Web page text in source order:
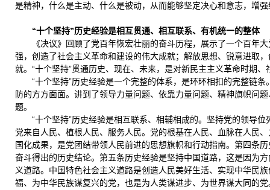
是精神，什么是主动、什么是被动，从而能够坚定决心和意志，增
“十个坚持”历史经验是相互贯通、相互联系、有机统一的整体
《决议》回顾了党百年恢宏壮丽的奋斗历程，展示了一个百年
强，创造了社会主义革命和建设的伟大成就；解放思想、锐意进取
就。“十个坚持”贯通历史、现在、未来，是对新民主主义革命时期
“十个坚持”历史经验是一个完整的体系，是环环相扣的完整链
防的方方面面。讲到了领导力量问题、依靠力量问题、精神旗帜问
题。
“十个坚持”历史经验是相互联系、相辅相成的。坚持党的领导
党来自人民、植根人民、服务人民。党的根基在人民、血脉在人民
国化成果，是党团结带领人民前进的思想旗帜和行动指南。第四条
奋斗得出的历史结论。第五条历史经验是坚持中国道路，这是因为
义道路。中国特色社会主义道路是创造人民美好生活、实现中华民
福、为中华民族谋复兴的党，也是为人类谋进步、为世界谋大同的